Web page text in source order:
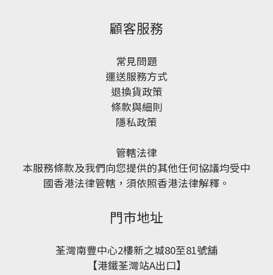
顧客服務
常見問題
運送服務方式
退換貨政策
條款與細則
隱私政策
管轄法律
本服務條款及我們向您提供的其他任何協議均受中
國香港法律管轄，須依照香港法律解釋。
門市地址
荃灣南豐中心2樓新之城80至81號舖
【港鐵荃灣站A出口】